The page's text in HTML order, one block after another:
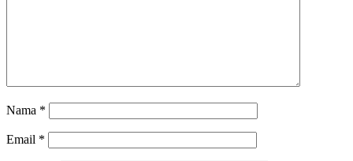
Nama *
Email *